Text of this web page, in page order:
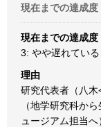
現在までの達成度
現在までの達成度
3: やや遅れている
理由
研究代表者（八
（地学研究科か
ュージアム担当